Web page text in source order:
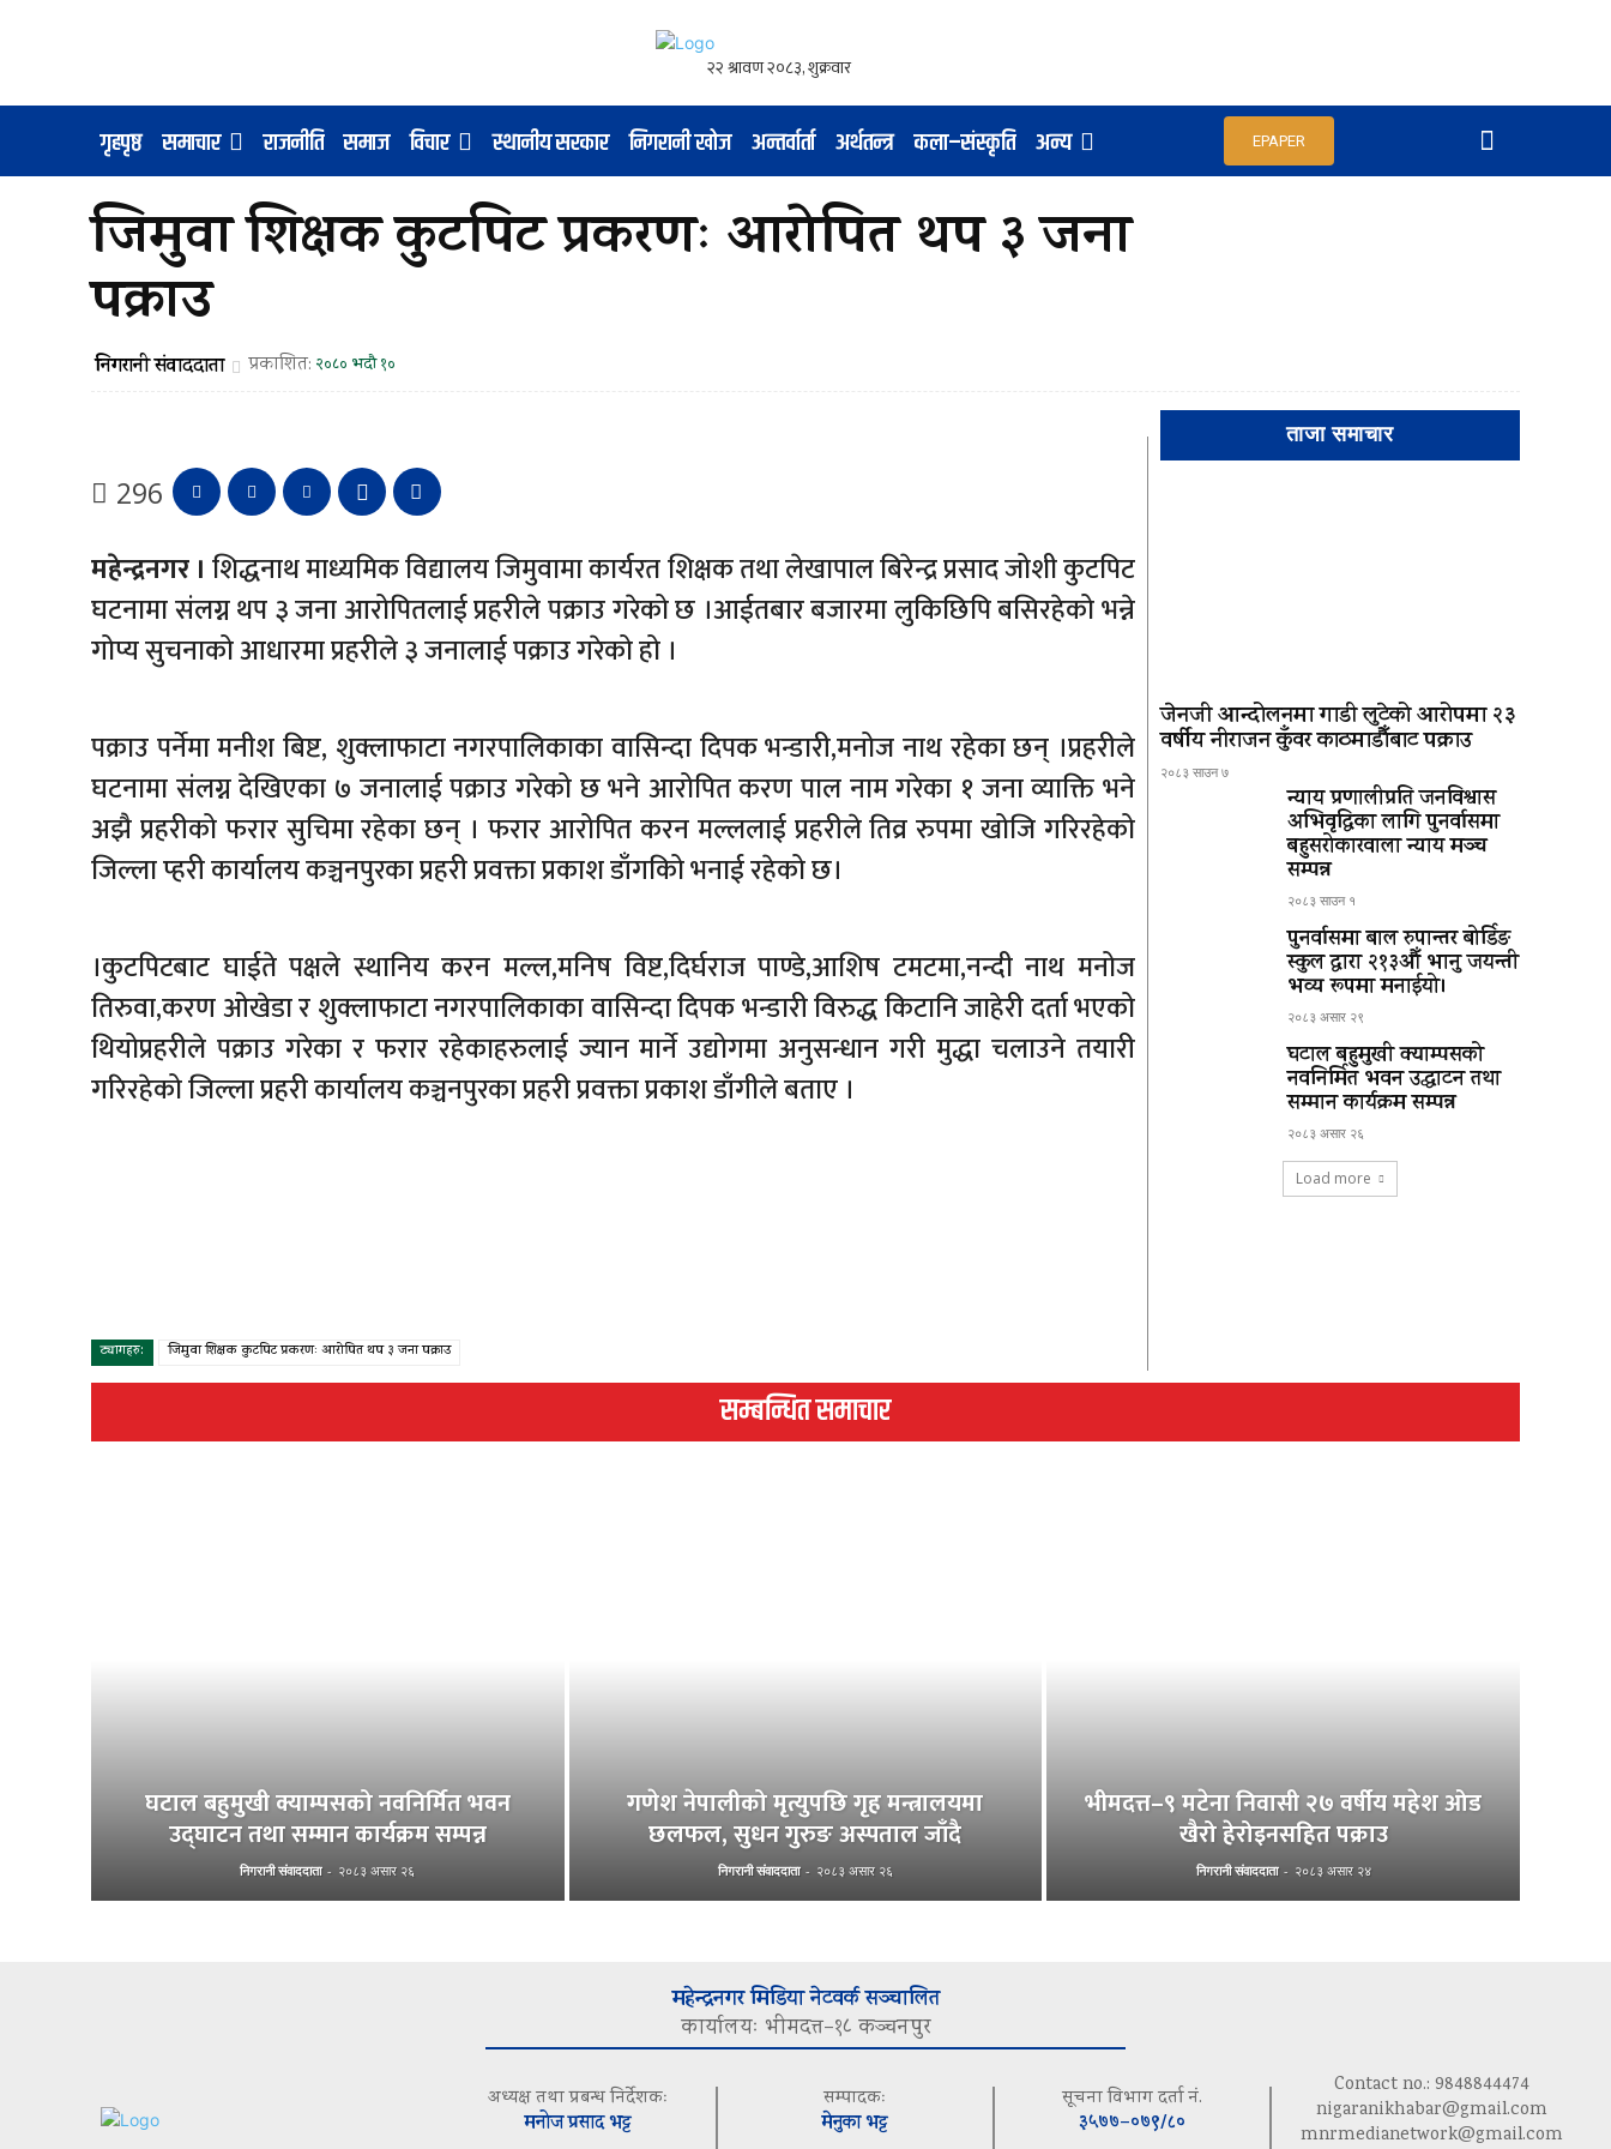
गृहपृष्ठ समाचार राजनीति समाज विचार स्थानीय सरकार निगरानी खोज अन्तर्वार्ता अर्थतन्त्र कला–संस्कृति अन्य EPAPER
जिमुवा शिक्षक कुटपिट प्रकरणः आरोपित थप ३ जना
पक्राउ
निगरानी संवाददाता प्रकाशित: २०८० भदौ १०
296
महेन्द्रनगर । शिद्धनाथ माध्यमिक विद्यालय जिमुवामा कार्यरत शिक्षक तथा लेखापाल बिरेन्द्र प्रसाद जोशी कुटपिट
घटनामा संलग्न थप ३ जना आरोपितलाई प्रहरीले पक्राउ गरेको छ ।आईतबार बजारमा लुकिछिपि बसिरहेको भन्ने
गोप्य सुचनाको आधारमा प्रहरीले ३ जनालाई पक्राउ गरेको हो ।
पक्राउ पर्नेमा मनीश बिष्ट, शुक्लाफाटा नगरपालिकाका वासिन्दा दिपक भन्डारी,मनोज नाथ रहेका छन् ।प्रहरीले
घटनामा संलग्न देखिएका ७ जनालाई पक्राउ गरेको छ भने आरोपित करण पाल नाम गरेका १ जना व्याक्ति भने
अझै प्रहरीको फरार सुचिमा रहेका छन् । फरार आरोपित करन मल्ललाई प्रहरीले तिव्र रुपमा खोजि गरिरहेको
जिल्ला प्हरी कार्यालय कञ्चनपुरका प्रहरी प्रवक्ता प्रकाश डाँगकिो भनाई रहेको छ।
।कुटपिटबाट घाईते पक्षले स्थानिय करन मल्ल,मनिष विष्ट,दिर्घराज पाण्डे,आशिष टमटमा,नन्दी नाथ मनोज
तिरुवा,करण ओखेडा र शुक्लाफाटा नगरपालिकाका वासिन्दा दिपक भन्डारी विरुद्ध किटानि जाहेरी दर्ता भएको
थियोप्रहरीले पक्राउ गरेका र फरार रहेकाहरुलाई ज्यान मार्ने उद्योगमा अनुसन्धान गरी मुद्धा चलाउने तयारी
गरिरहेको जिल्ला प्रहरी कार्यालय कञ्चनपुरका प्रहरी प्रवक्ता प्रकाश डाँगीले बताए ।
ट्यागहरु: जिमुवा शिक्षक कुटपिट प्रकरणः आरोपित थप ३ जना पक्राउ
ताजा समाचार
जेनजी आन्दोलनमा गाडी लुटेको आरोपमा २३
वर्षीय नीराजन कुँवर काठमाडौँबाट पक्राउ
२०८३ साउन ७
न्याय प्रणालीप्रति जनविश्वास
अभिवृद्धिका लागि पुनर्वासमा
बहुसरोकारवाला न्याय मञ्च
सम्पन्न
२०८३ साउन १
पुनर्वासमा बाल रुपान्तर बोर्डिङ
स्कुल द्धारा २१३औँ भानु जयन्ती
भव्य रूपमा मनाईयो।
२०८३ असार २९
घटाल बहुमुखी क्याम्पसको
नवनिर्मित भवन उद्घाटन तथा
सम्मान कार्यक्रम सम्पन्न
२०८३ असार २६
Load more
सम्बन्धित समाचार
घटाल बहुमुखी क्याम्पसको नवनिर्मित भवन
उद्घाटन तथा सम्मान कार्यक्रम सम्पन्न
निगरानी संवाददाता - २०८३ असार २६
गणेश नेपालीको मृत्युपछि गृह मन्त्रालयमा
छलफल, सुधन गुरुङ अस्पताल जाँदै
निगरानी संवाददाता - २०८३ असार २६
भीमदत्त–९ मटेना निवासी २७ वर्षीय महेश ओड
खैरो हेरोइनसहित पक्राउ
निगरानी संवाददाता - २०८३ असार २४
महेन्द्रनगर मिडिया नेटवर्क सञ्चालित
कार्यालयः भीमदत्त–१८ कञ्चनपुर
अध्यक्ष तथा प्रबन्ध निर्देशकः
मनोज प्रसाद भट्ट
सम्पादकः
मेनुका भट्ट
सूचना विभाग दर्ता नं.
३५७७–०७९/८०
Contact no.: 9848844474
nigaranikhabar@gmail.com
mnrmedianetwork@gmail.com